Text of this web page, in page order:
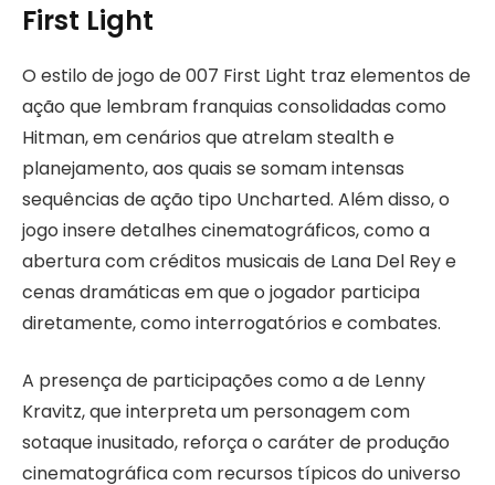
First Light
O estilo de jogo de 007 First Light traz elementos de
ação que lembram franquias consolidadas como
Hitman, em cenários que atrelam stealth e
planejamento, aos quais se somam intensas
sequências de ação tipo Uncharted. Além disso, o
jogo insere detalhes cinematográficos, como a
abertura com créditos musicais de Lana Del Rey e
cenas dramáticas em que o jogador participa
diretamente, como interrogatórios e combates.
A presença de participações como a de Lenny
Kravitz, que interpreta um personagem com
sotaque inusitado, reforça o caráter de produção
cinematográfica com recursos típicos do universo